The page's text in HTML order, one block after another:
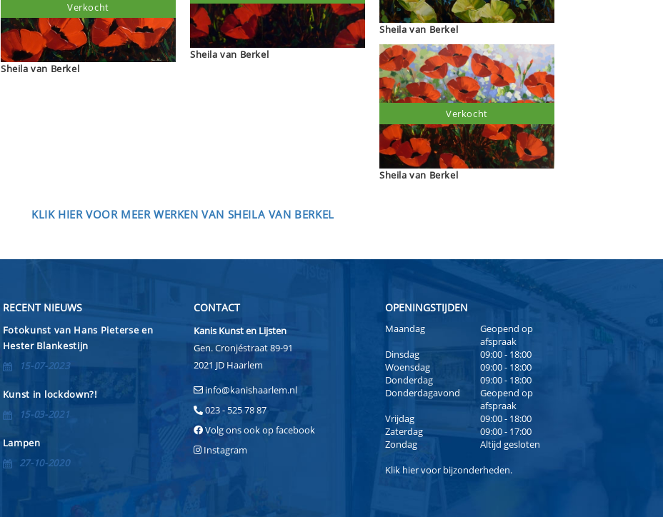
Sheila van Berkel
Verkocht
Sheila van Berkel
Sheila van Berkel
Sheila van Berkel
Verkocht
KLIK HIER VOOR MEER WERKEN VAN SHEILA VAN BERKEL
RECENT NIEUWS
Fotokunst van Hans Pieterse en
Hester Blankestijn
15-07-2023
Kunst in lockdown?!
15-03-2021
Lampen
27-10-2020
CONTACT
Kanis Kunst en Lijsten
Gen. Cronjéstraat 89-91
2021 JD Haarlem
info@kanishaarlem.nl
023 - 525 78 87
Volg ons ook op facebook
Instagram
OPENINGSTIJDEN
Maandag
Geopend op
afspraak
Dinsdag
09:00 - 18:00
Woensdag
09:00 - 18:00
Donderdag
09:00 - 18:00
Donderdagavond
Geopend op
afspraak
Vrijdag
09:00 - 18:00
Zaterdag
09:00 - 17:00
Zondag
Altijd gesloten
Klik hiervoor bijzonderheden.